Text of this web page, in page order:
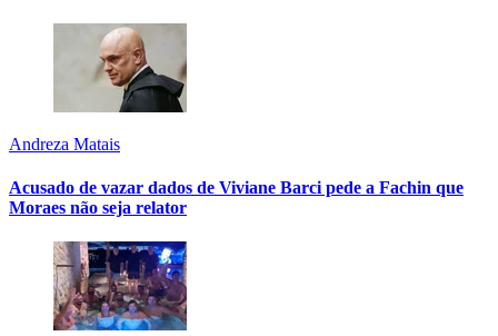
Andreza Matais
Acusado de vazar dados de Viviane Barci pede a Fachin que
Moraes não seja relator